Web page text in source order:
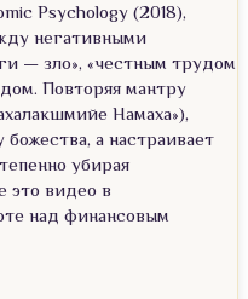
Psychology (2018),
негативными
— зло», «честным трудом
Повторяя мантру
Намаха»),
а настраивает
убирая
это видео в
над финансовым